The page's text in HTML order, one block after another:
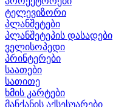
ტელევიზორი
პლანშეტები
პლანშეტეპის დასადები
ველისოპედი
პრინტერები
საათები
სათითე
ხმის კარტები
მანქანის აქსესუარები